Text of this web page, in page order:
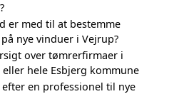
er med til at bestemme
nye vinduer i Vejrup?
over tømrerfirmaer i
hele Esbjerg kommune
efter en professionel til nye